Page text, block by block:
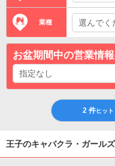
業種
お盆期間中の営業情
2 件ヒット
王子のキャバクラ・ガール